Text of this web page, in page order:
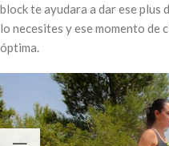
block te ayudara a dar ese plus
lo necesites y ese momento de
óptima.